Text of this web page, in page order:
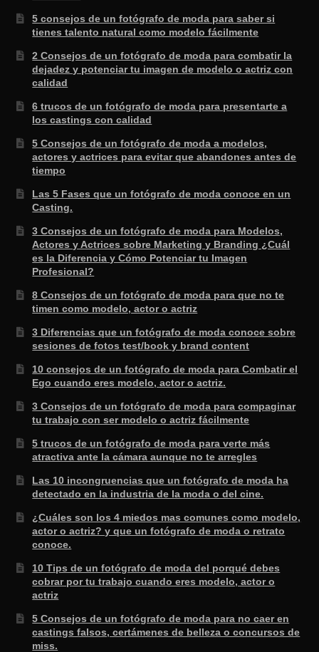
5 consejos de un fotógrafo de moda para saber si
tienes talento natural como modelo fácilmente
2 Consejos de un fotógrafo de moda para combatir la
dejadez y potenciar tu imagen de modelo o actriz con
calidad
6 trucos de un fotógrafo de moda para presentarte a
los castings con calidad
5 Consejos de un fotógrafo de moda a modelos,
actores y actrices para evitar que abandones antes de
tiempo
Las 5 Fases que un fotógrafo de moda conoce en un
Casting.
3 Consejos de un fotógrafo de moda para Modelos,
Actores y Actrices sobre Marketing y Branding ¿Cuál
es la Diferencia y Cómo Potenciar tu Imagen
Profesional?
8 Consejos de un fotógrafo de moda para que no te
timen como modelo, actor o actriz
3 Diferencias que un fotógrafo de moda conoce sobre
sesiones de fotos test/book y brand content
10 consejos de un fotógrafo de moda para Combatir el
Ego cuando eres modelo, actor o actriz.
3 Consejos de un fotógrafo de moda para compaginar
tu trabajo con ser modelo o actriz fácilmente
5 trucos de un fotógrafo de moda para verte más
atractiva ante la cámara aunque no te arregles
Las 10 incongruencias que un fotógrafo de moda ha
detectado en la industria de la moda o del cine.
¿Cuáles son los 4 miedos mas comunes como modelo,
actor o actriz? y que un fotógrafo de moda o retrato
conoce.
10 Tips de un fotógrafo de moda del porqué debes
cobrar por tu trabajo cuando eres modelo, actor o
actriz
5 Consejos de un fotógrafo de moda para no caer en
castings falsos, certámenes de belleza o concursos de
miss.